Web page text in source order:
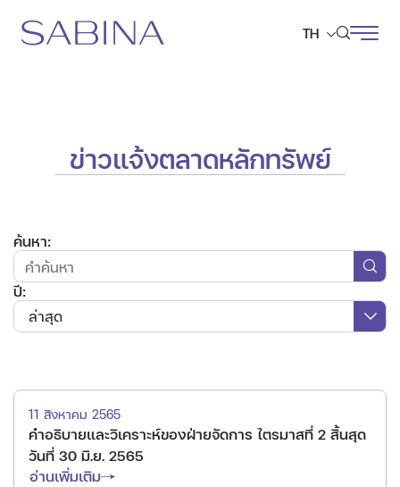
TH
ข่าวแจ้งตลาดหลักทรัพย์
ค้นหา:
ปี:
ล่าสุด
11 สิงหาคม 2565
คำอธิบายและวิเคราะห์ของฝ่ายจัดการ ไตรมาสที่ 2 สิ้นสุด
วันที่ 30 มิ.ย. 2565
อ่านเพิ่มเติม